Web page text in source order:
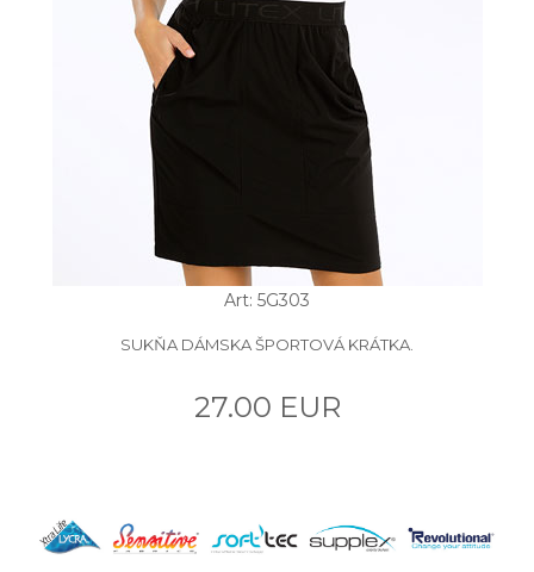
Art: 5G303
SUKŇA DÁMSKA ŠPORTOVÁ KRÁTKA.
27.00 EUR